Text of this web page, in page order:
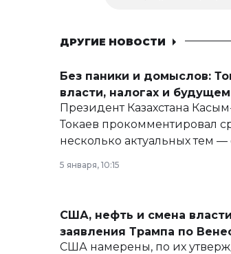
ДРУГИЕ НОВОСТИ
Без паники и домыслов:
власти, налогах и будущем
Президент Казахстана
Токаев прокомментировал
несколько актуальных тем —
армии, экономики и личного
5 января, 10:15
США, нефть и смена
заявления Трампа по
США намерены, по их